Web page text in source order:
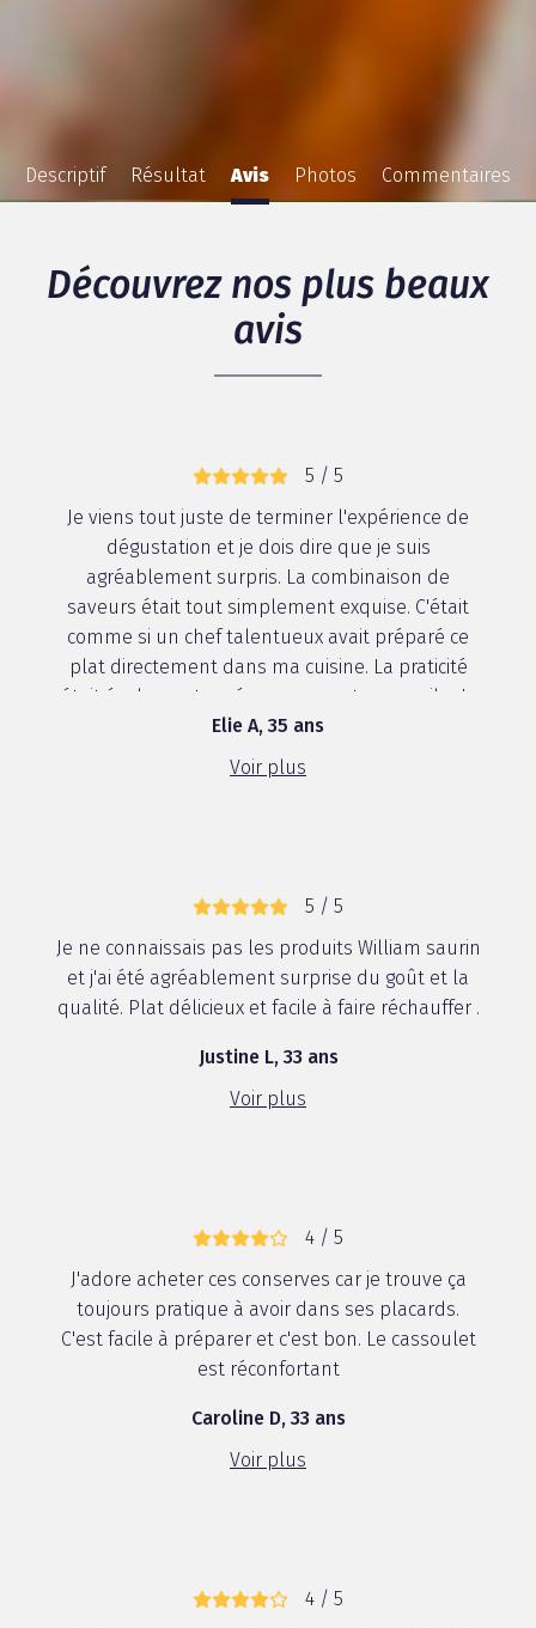
Descriptif Résultat Avis Photos Commentaires
Découvrez nos plus beaux
avis
5 / 5
Je viens tout juste de terminer l'expérience de
dégustation et je dois dire que je suis
agréablement surpris. La combinaison de
saveurs était tout simplement exquise. C'était
comme si un chef talentueux avait préparé ce
plat directement dans ma cuisine. La praticité
était également un énorme avantage, car il m'a
permi...
Elie A, 35 ans
Voir plus
5 / 5
Je ne connaissais pas les produits William saurin
et j'ai été agréablement surprise du goût et la
qualité. Plat délicieux et facile à faire réchauffer .
Justine L, 33 ans
Voir plus
4 / 5
J'adore acheter ces conserves car je trouve ça
toujours pratique à avoir dans ses placards.
C'est facile à préparer et c'est bon. Le cassoulet
est réconfortant
Caroline D, 33 ans
Voir plus
4 / 5